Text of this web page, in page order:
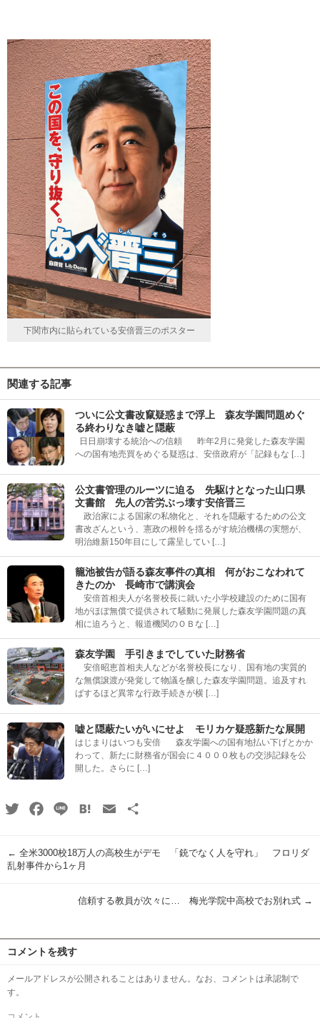
下関市内に貼られている安倍晋三のポスター
関連する記事
ついに公文書改竄疑惑まで浮上 森友学園問題めぐ
る終わりなき嘘と隠蔽
日日崩壊する統治への信頼 昨年2月に発覚した森友学園
への国有地売買をめぐる疑惑は、安倍政府が「記録もな […]
公文書管理のルーツに迫る 先駆けとなった山口県
文書館 先人の苦労ぶっ壊す安倍晋三
政治家による国家の私物化と、それを隠蔽するための公文
書改ざんという、憲政の根幹を揺るがす統治機構の実態が、
明治維新150年目にして露呈してい […]
籠池被告が語る森友事件の真相 何がおこなわれて
きたのか 長崎市で講演会
安倍首相夫人が名誉校長に就いた小学校建設のために国有
地がほぼ無償で提供されて騒動に発展した森友学園問題の真
相に迫ろうと、報道機関のＯＢな […]
森友学園 手引きまでしていた財務省
安倍昭恵首相夫人などが名誉校長になり、国有地の実質的
な無償譲渡が発覚して物議を醸した森友学園問題。追及すれ
ばするほど異常な行政手続きが横 […]
嘘と隠蔽たいがいにせよ モリカケ疑惑新たな展開
はじまりはいつも安倍 森友学園への国有地払い下げとかか
わって、新たに財務省が国会に４０００枚もの交渉記録を公
開した。さらに […]
TwitterFacebook
Line HatenaEmail
← 全米3000校18万人の高校生がデモ 「銃でなく人を守れ」 フロリダ
乱射事件から1ヶ月
信頼する教員が次々に… 梅光学院中高校でお別れ式 →
コメントを残す
メールアドレスが公開されることはありません。なお、コメントは承認制で
す。